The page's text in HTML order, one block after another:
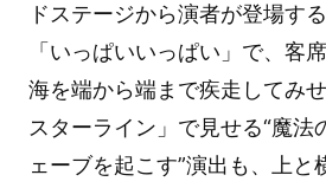
ドステージから演者が登場す
「いっぱいいっぱい」で、客
海を端から端まで疾走してみ
スターライン」で見せる“魔法
ェーブを起こす”演出も、上と